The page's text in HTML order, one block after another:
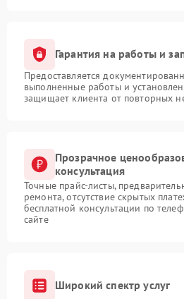
Гарантия на работы и
Предоставляется
выполненные работы и
защищает клиента от повторных
Прозрачное
консультация
Точные прайс-листы,
ремонта, отсутствие скрытых
бесплатной консультации по
сайте
Широкий спектр услуг